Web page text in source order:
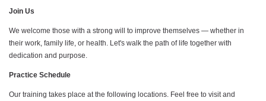
Join Us
We welcome those with a strong will to improve themselves — whether in
their work, family life, or health. Let's walk the path of life together with
dedication and purpose.
Practice Schedule
Our training takes place at the following locations. Feel free to visit and